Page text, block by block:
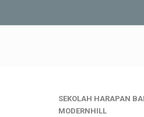
SEKOLAH HARAPAN
MODERNHILL